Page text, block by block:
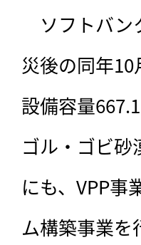
ソフトバン
災後の同年
設備容量
ゴル・ゴビ砂
にも、VPP事
ム構築事業